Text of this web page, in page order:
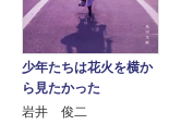
少年たちは花火を横か
ら見たかった
岩井 俊二